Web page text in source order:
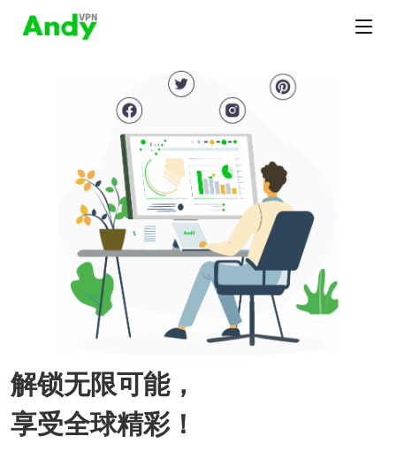
解锁无限可能，
享受全球精彩！